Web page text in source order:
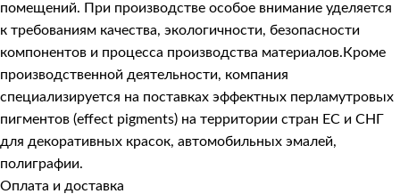
помещений. При производстве особое внимание уделяется
к требованиям качества, экологичности, безопасности
компонентов и процесса производства материалов.Кроме
производственной деятельности, компания
специализируется на поставках эффектных перламутровых
пигментов (effect pigments) на территории стран ЕС и СНГ
для декоративных красок, автомобильных эмалей,
полиграфии.
Оплата и доставка